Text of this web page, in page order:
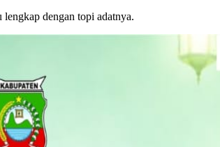
dengan topi adatnya.